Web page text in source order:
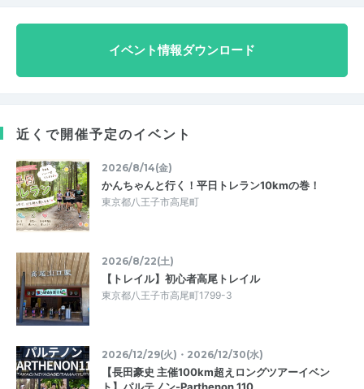
イベント情報ダウンロード
近くで開催予定のイベント
2026/8/14(金)
かんちゃんと行く！平日トレラン10kmの巻！
東京都八王子市高尾町
2026/8/22(土)
【トレイル】初心者高尾トレイル
東京都八王子市高尾町1799-3
2026/12/29(火)・2026/12/30(水)
【長田豪史 主催100km超えロングツアーイベン
ト】パルテノン-Parthenon 110